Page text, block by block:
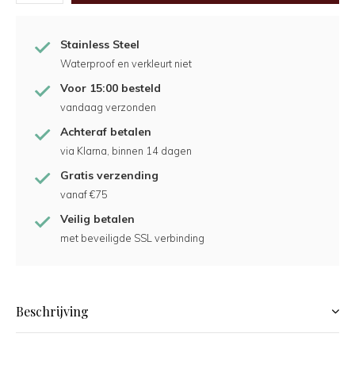
Stainless Steel
Waterproof en verkleurt niet
Voor 15:00 besteld
vandaag verzonden
Achteraf betalen
via Klarna, binnen 14 dagen
Gratis verzending
vanaf €75
Veilig betalen
met beveiligde SSL verbinding
Beschrijving